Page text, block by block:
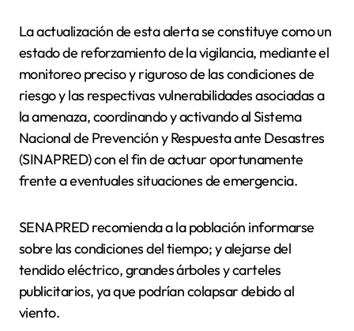
La actualización de esta alerta se constituye como un
estado de reforzamiento de la vigilancia, mediante el
monitoreo preciso y riguroso de las condiciones de
riesgo y las respectivas vulnerabilidades asociadas a
la amenaza, coordinando y activando al Sistema
Nacional de Prevención y Respuesta ante Desastres
(SINAPRED) con el fin de actuar oportunamente
frente a eventuales situaciones de emergencia.
SENAPREDrecomiendaa la población informarse
sobre las condiciones del tiempo; y alejarse del
tendido eléctrico, grandes árboles y carteles
publicitarios, ya que podrían colapsar debido al
viento.